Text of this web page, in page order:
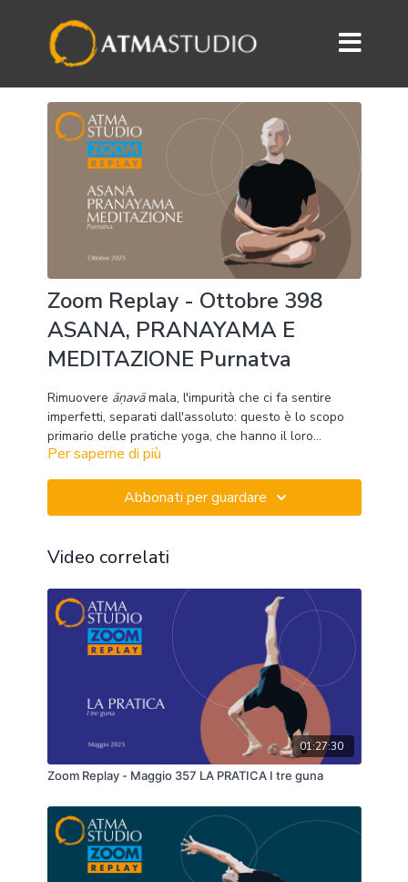
Zoom Replay - Ottobre 398
ASANA, PRANAYAMA E
MEDITAZIONE Purnatva
Rimuovere āṇavāmala, l'impurità che ci fa sentire
imperfetti, separati dall'assoluto: questo è lo scopo
primario delle pratiche yoga, che hanno il loro
compimento nella meditazione
Per saperne di più
Abbonati per guardare
Video correlati
01:27:30
Zoom Replay - Maggio 357 LA PRATICA I tre guna